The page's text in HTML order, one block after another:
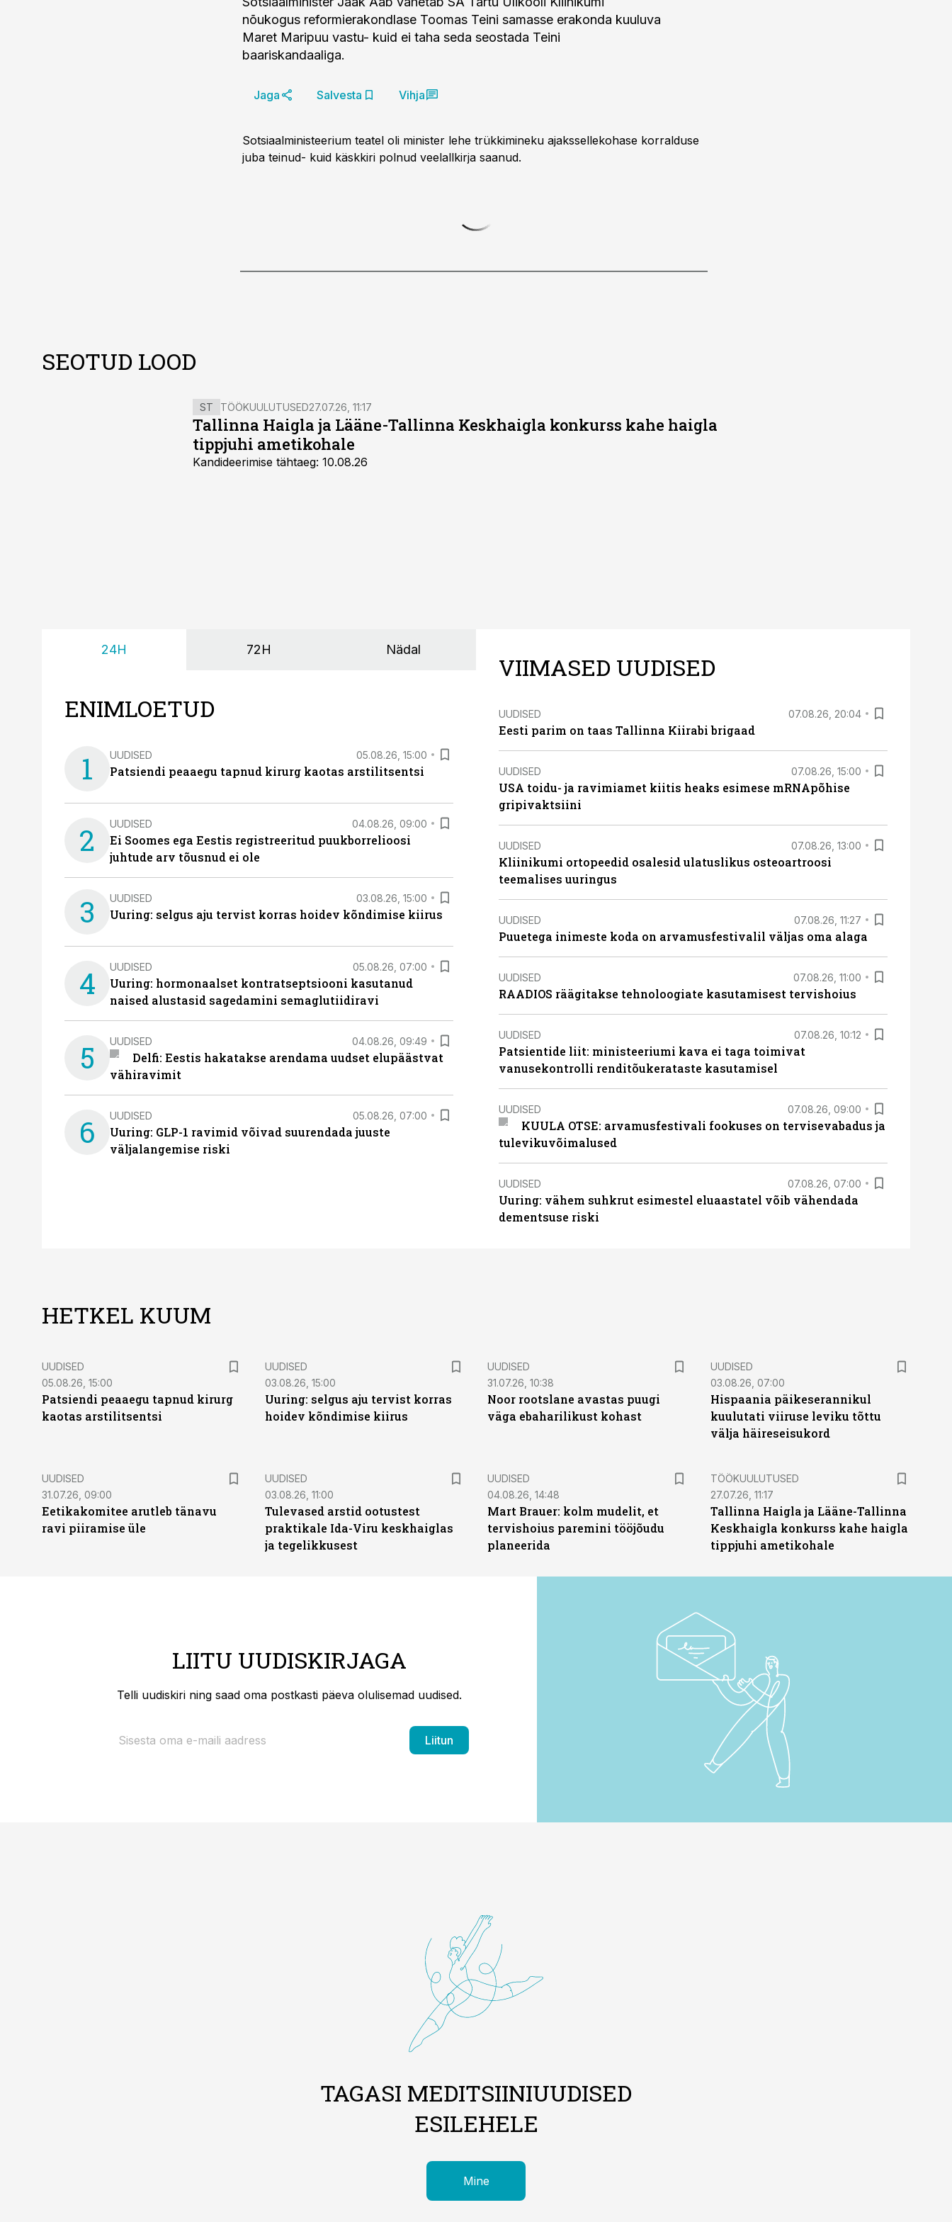
nõukogus reformierakondlase Toomas Teini samasse erakonda kuuluva
Maret Maripuu vastu- kuid ei taha seda seostada Teini
baariskandaaliga.
Jaga Salvesta Vihja
Sotsiaalministeerium teatel oli minister lehe trükkimineku ajakssellekohase korralduse
juba teinud- kuid käskkiri polnud veelallkirja saanud.
SEOTUD LOOD
ST TÖÖKUULUTUSED27.07.26, 11:17
Tallinna Haigla ja Lääne-Tallinna Keskhaigla konkurss kahe haigla
tippjuhi ametikohale
Kandideerimise tähtaeg: 10.08.26
24H 72H Nädal
ENIMLOETUD
1 UUDISED 05.08.26, 15:00
Patsiendi peaaegu tapnud kirurg kaotas arstilitsentsi
2 UUDISED 04.08.26, 09:00
Ei Soomes ega Eestis registreeritud puukborrelioosi
juhtude arv tõusnud ei ole
3 UUDISED 03.08.26, 15:00
Uuring: selgus aju tervist korras hoidev kõndimise kiirus
4 UUDISED 05.08.26, 07:00
Uuring: hormonaalset kontratseptsiooni kasutanud
naised alustasid sagedamini semaglutiidiravi
5 UUDISED 04.08.26, 09:49
Delfi: Eestis hakatakse arendama uudset elupäästvat
vähiravimit
6 UUDISED 05.08.26, 07:00
Uuring: GLP-1 ravimid võivad suurendada juuste
väljalangemise riski
VIIMASED UUDISED
UUDISED 07.08.26, 20:04
Eesti parim on taas Tallinna Kiirabi brigaad
UUDISED 07.08.26, 15:00
USA toidu- ja ravimiamet kiitis heaks esimese mRNApõhise
gripivaktsiini
UUDISED 07.08.26, 13:00
Kliinikumi ortopeedid osalesid ulatuslikus osteoartroosi
teemalises uuringus
UUDISED 07.08.26, 11:27
Puuetega inimeste koda on arvamusfestivalil väljas oma alaga
UUDISED 07.08.26, 11:00
RAADIOS räägitakse tehnoloogiate kasutamisest tervishoius
UUDISED 07.08.26, 10:12
Patsientide liit: ministeeriumi kava ei taga toimivat
vanusekontrolli renditõukerataste kasutamisel
UUDISED 07.08.26, 09:00
KUULA OTSE: arvamusfestivali fookuses on tervisevabadus ja
tulevikuvõimalused
UUDISED 07.08.26, 07:00
Uuring: vähem suhkrut esimestel eluaastatel võib vähendada
dementsuse riski
HETKEL KUUM
UUDISED
05.08.26, 15:00
Patsiendi peaaegu tapnud kirurg
kaotas arstilitsentsi
UUDISED
03.08.26, 15:00
Uuring: selgus aju tervist korras
hoidev kõndimise kiirus
UUDISED
31.07.26, 10:38
Noor rootslane avastas puugi
väga ebaharilikust kohast
UUDISED
03.08.26, 07:00
Hispaania päikeserannikul
kuulutati viiruse leviku tõttu
välja häireseisukord
UUDISED
31.07.26, 09:00
Eetikakomitee arutleb tänavu
ravi piiramise üle
UUDISED
03.08.26, 11:00
Tulevased arstid ootustest
praktikale Ida-Viru keskhaiglas
ja tegelikkusest
UUDISED
04.08.26, 14:48
Mart Brauer: kolm mudelit, et
tervishoius paremini tööjõudu
planeerida
ST
TÖÖKUULUTUSED
27.07.26, 11:17
Tallinna Haigla ja Lääne-Tallinna
Keskhaigla konkurss kahe haigla
tippjuhi ametikohale
LIITU UUDISKIRJAGA
Telli uudiskiri ning saad oma postkasti päeva olulisemad uudised.
Liitun
TAGASI MEDITSIINIUUDISED
ESILEHELE
Mine